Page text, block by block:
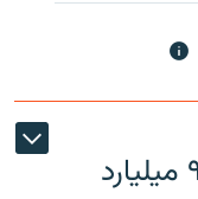
بانک مرکزی ایران گم شدن ۹ میلیارد